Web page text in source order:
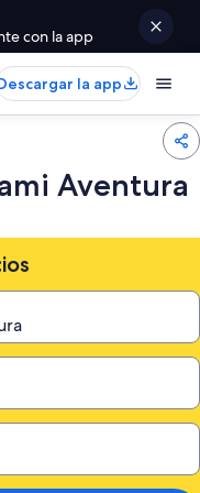
con la app
la app
Aventura